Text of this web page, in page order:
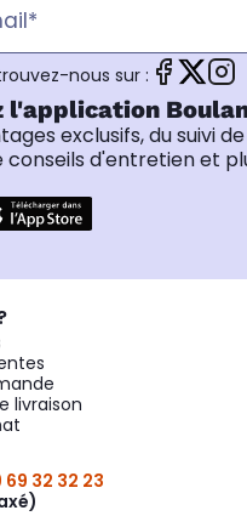
nous sur :
l'application
exclusifs, du suivi
conseils d'entretien et
livraison
69 32 32 23